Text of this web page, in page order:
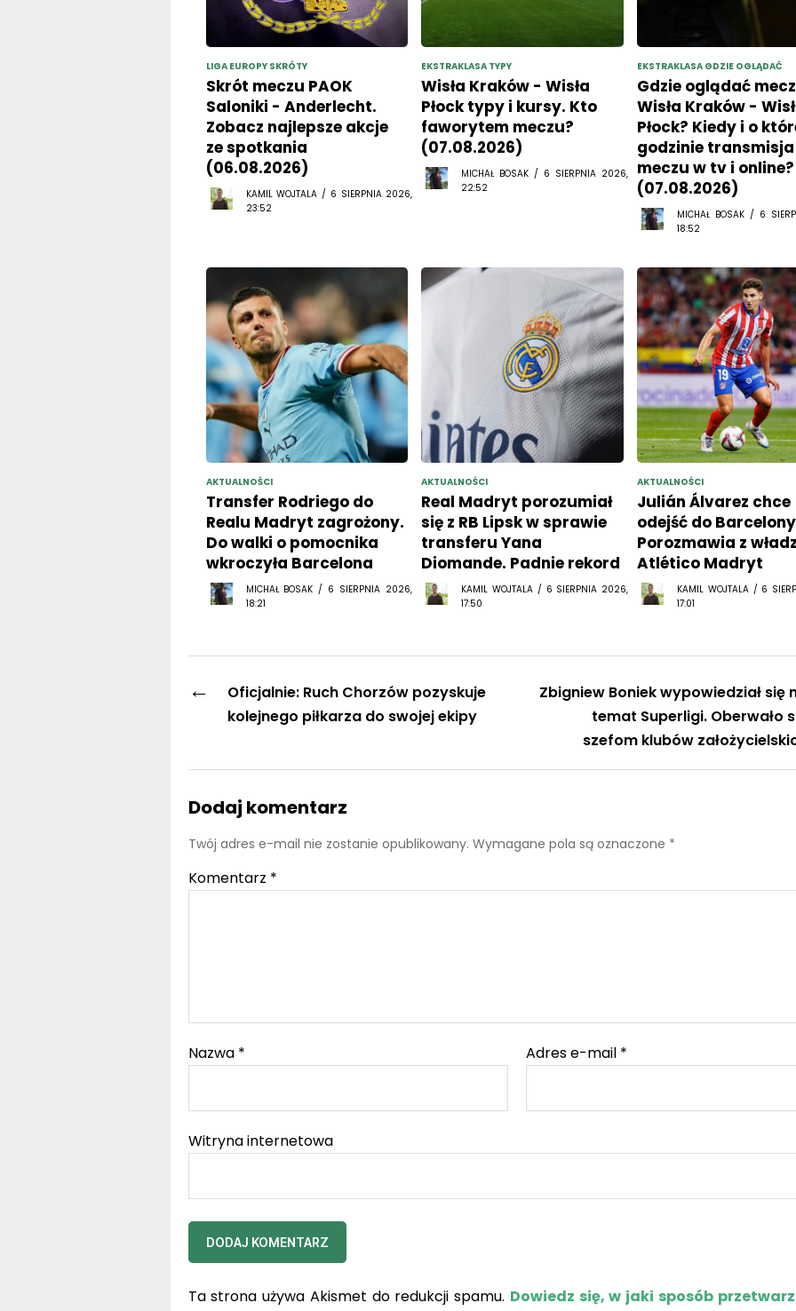
LIGA EUROPY SKRÓTY
Skrót meczu PAOK
Saloniki - Anderlecht.
Zobacz najlepsze akcje
ze spotkania
(06.08.2026)
KAMIL WOJTALA / 6 SIERPNIA 2026,
23:52
EKSTRAKLASA TYPY
Wisła Kraków - Wisła
Płock typy i kursy. Kto
faworytem meczu?
(07.08.2026)
MICHAŁ BOSAK / 6 SIERPNIA 2026,
22:52
EKSTRAKLASA GDZIE OGLĄDAĆ
Gdzie oglądać mecz
Wisła Kraków -
Płock? Kiedy i o
godzinie transmisja
meczu w tv i online?
(07.08.2026)
MICHAŁ BOSAK / 6
18:52
AKTUALNOŚCI
Transfer Rodriego do
Realu Madryt zagrożony.
Do walki o pomocnika
wkroczyła Barcelona
MICHAŁ BOSAK / 6 SIERPNIA 2026,
18:21
AKTUALNOŚCI
Real Madryt porozumiał
się z RB Lipsk w sprawie
transferu Yana
Diomande. Padnie rekord
KAMIL WOJTALA / 6 SIERPNIA 2026,
17:50
AKTUALNOŚCI
Julián Álvarez chce
odejść do
Porozmawia z
Atlético Madryt
KAMIL WOJTALA / 6
17:01
←
Oficjalnie: Ruch Chorzów pozyskuje
kolejnego piłkarza do swojej ekipy
Zbigniew Boniek wypowiedział się
temat Superligi. Oberwało
szefom klubów
Dodaj komentarz
Twój adres e-mail nie zostanie opublikowany. Wymagane pola są oznaczone *
Komentarz *
Nazwa * Adres e-mail *
Witryna internetowa
Ta strona używa Akismet do redukcji spamu. Dowiedz się, w jaki sposób